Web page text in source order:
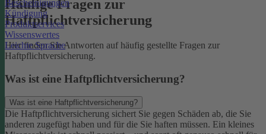
Bescheinigungen
Kündigung
Produktservices
Wissenswertes
Leichte Sprache
Häufige Fragen zur
Haftpflichtversicherung
Hier finden Sie Antworten auf häufig gestellte Fragen zur
Haftpflichtversicherung.
Was ist eine Haftpflichtversicherung?
Was ist eine Haftpflichtversicherung?
Die Haftpflichtversicherung sichert Sie gegen Schäden ab, die Sie
anderen zugefügt haben und für die Sie haften müssen. Ein kleines